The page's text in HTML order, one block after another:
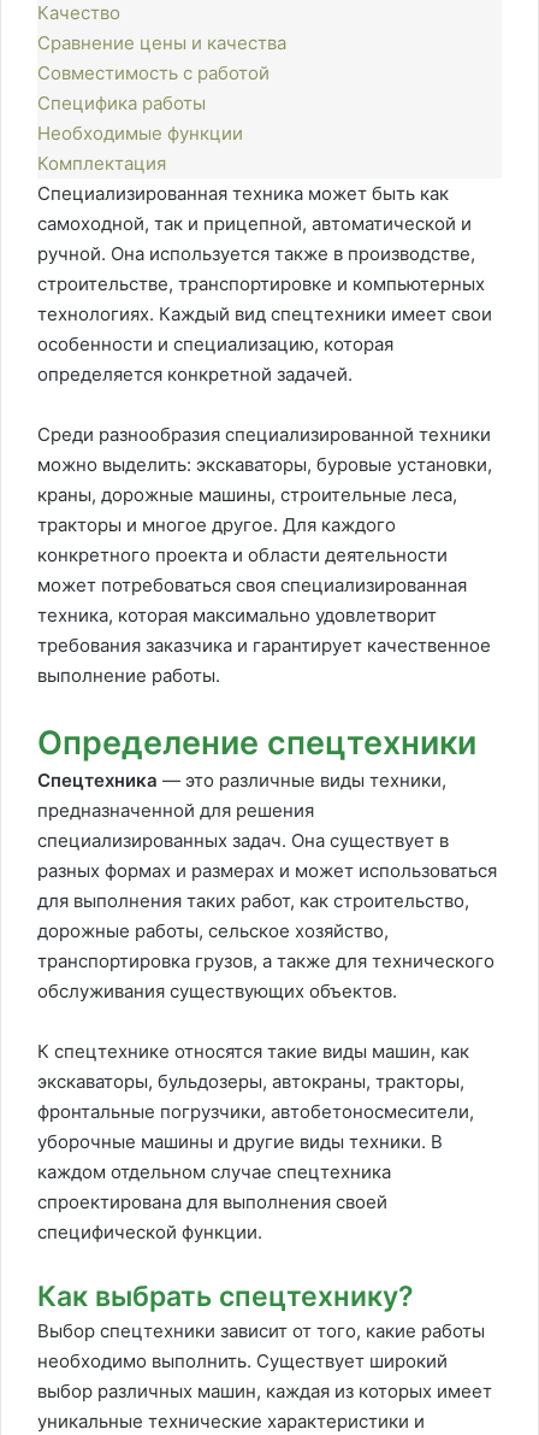
Качество
Сравнение цены и качества
Совместимость с работой
Специфика работы
Необходимые функции
Комплектация
Специализированная техника может быть как
самоходной, так и прицепной, автоматической и
ручной. Она используется также в производстве,
строительстве, транспортировке и компьютерных
технологиях. Каждый вид спецтехники имеет свои
особенности и специализацию, которая
определяется конкретной задачей.
Среди разнообразия специализированной техники
можно выделить: экскаваторы, буровые установки,
краны, дорожные машины, строительные леса,
тракторы и многое другое. Для каждого
конкретного проекта и области деятельности
может потребоваться своя специализированная
техника, которая максимально удовлетворит
требования заказчика и гарантирует качественное
выполнение работы.
Определение спецтехники
Спецтехника — это различные виды техники,
предназначенной для решения
специализированных задач. Она существует в
разных формах и размерах и может использоваться
для выполнения таких работ, как строительство,
дорожные работы, сельское хозяйство,
транспортировка грузов, а также для технического
обслуживания существующих объектов.
К спецтехнике относятся такие виды машин, как
экскаваторы, бульдозеры, автокраны, тракторы,
фронтальные погрузчики, автобетоносмесители,
уборочные машины и другие виды техники. В
каждом отдельном случае спецтехника
спроектирована для выполнения своей
специфической функции.
Как выбрать спецтехнику?
Выбор спецтехники зависит от того, какие работы
необходимо выполнить. Существует широкий
выбор различных машин, каждая из которых имеет
уникальные технические характеристики и